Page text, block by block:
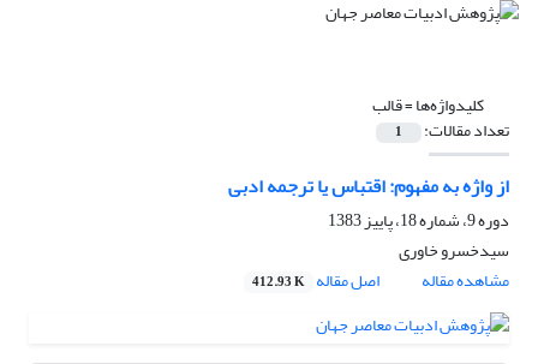
کلیدواژه‌ها =قالب
تعداد مقالات: 1
از واژه به مفهوم: اقتباس یا ترجمه ادبی
دوره 9، شماره 18، پاییز 1383
سیدخسرو خاورى
مشاهده مقاله
اصل مقاله 412.93 K